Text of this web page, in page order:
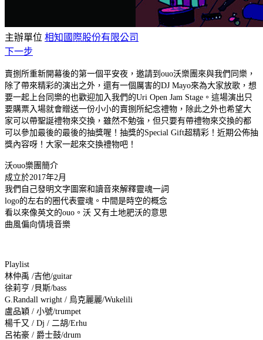
主辦單位 相知國際股份有限公司
下一步
賣捌所重新開幕後的第一個平安夜，邀請到ouo沃樂團來與我們同樂，
除了帶來精彩的演出之外，還有一個厲害的DJ Mayo來為大家放歌，想
要一起上台同樂的也歡迎加入我們的Uri Open Jam Stage。這場演出只
要購票入場就會贈送一份小小的賣捌所紀念禮物，除此之外也希望大
家可以帶聖誕禮物來交換，雖然不勉強，但只要有帶禮物來交換的都
可以參加最後的最後的抽獎喔！抽獎的Special Gift超精彩！近期公佈抽
獎內容呀！大家一起來交換禮物吧！
沃ouo樂團簡介
成立於2017年2月
我們自己發明文字圖案和讀音來解釋靈魂一詞
logo的左右的圈代表靈魂。中間是時空的概念
看以來像英文的ouo。沃 又有土地肥沃的意思
曲風偏向情境音樂
Playlist
林仲禹 /吉他/guitar
徐莉亨 /貝斯/bass
G.Randall wright / 烏克麗麗/Wukelili
盧品穎 / 小號/trumpet
楊千又 / Dj / 二胡/Erhu
呂祐豪 / 爵士鼓/drum